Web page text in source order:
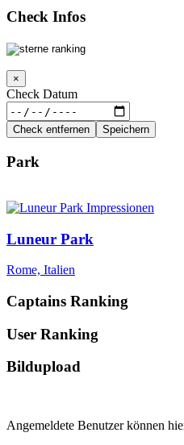
Check Infos
×
Check Datum
Check entfernen Speichern
Park
Luneur Park
Rome, Italien
Captains Ranking
User Ranking
Bildupload
Angemeldete Benutzer können